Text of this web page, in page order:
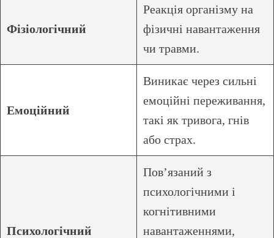
Фізіологічний
Реакція організму на
фізичні навантаження
чи травми.
Емоційний
Виникає через сильні
емоційні переживання,
такі як тривога, гнів
або страх.
Психологічний
Пов’язаний з
психологічними і
когнітивними
навантаженнями,